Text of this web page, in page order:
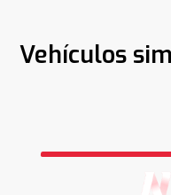
Vehículos